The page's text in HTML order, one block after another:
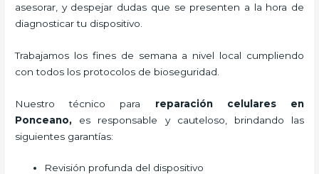
asesorar, y despejar dudas que se presenten a la hora de
diagnosticar tu dispositivo.
Trabajamos los fines de semana a nivel local cumpliendo
con todos los protocolos de bioseguridad.
Nuestro técnico para reparación celulares
en
Ponceano, es responsable y cauteloso, brindando las
siguientes garantías:
Revisión profunda del dispositivo